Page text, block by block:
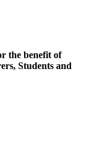
the benefit of
Students and